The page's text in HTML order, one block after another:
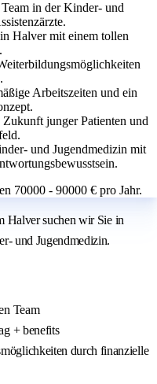
in der Kinder- und
Halver mit einem tollen
Arbeitszeiten und ein
Zukunft junger Patienten und
und Jugendmedizin mit
70000 - 90000 € pro Jahr.
Halver suchen wir Sie in
und Jugendmedizin.
Team
+ benefits
durch finanzielle